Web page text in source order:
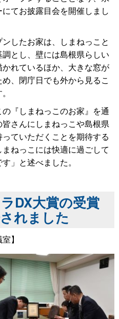
てお披露目会を開催しまし
したお家は、しまねっこと
とし、壁には島根県らしい
れているほか、大きな窓が
、閉庁日でも外から見るこ
『しまねっこのお家』を通
皆さんにしまねっこや島根県
ていただくことを期待する
ねっこには快適に過ごして
」と述べました。
DX大賞の受賞
れました
】